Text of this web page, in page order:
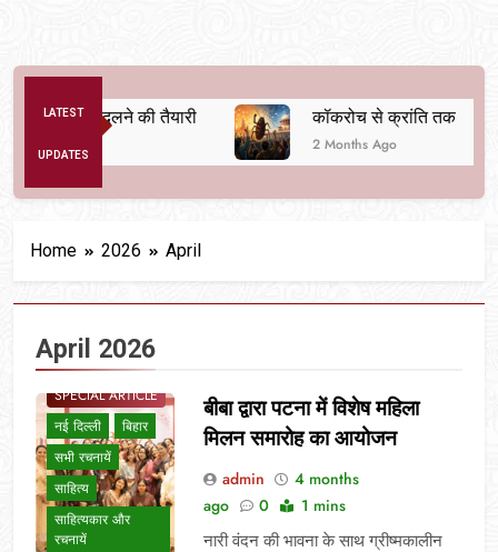
LATEST
UPDATES
बदलने की तैयारी कॉकरोच से क्रांति तक
2 Months Ago
Home 2026 April
April 2026
BLOG
SPECIAL ARTICLE
नई दिल्ली
बिहार
सभी रचनायें
साहित्य
साहित्यकार और
रचनायें
बीबा द्वारा पटना में विशेष महिला
मिलन समारोह का आयोजन
admin
4 months
ago
0 1 mins
नारी वंदन की भावना के साथ ग्रीष्मकालीन